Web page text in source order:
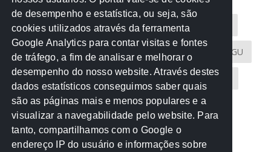
Acontece na Rede AGU AMM
Atricon Audicom CAU-MT CGU
CREA-MT Eventos MPC-MT MPE-MT
MPF Notícias PF PGE-MT PGR
Receita Federal Sem categoria
de desempenho e estatística, ou seja, são
cookies utilizados através da ferramenta
Google Analytics para contar visitas e fontes
de tráfego, a fim de analisar e melhorar o
desempenho do nosso website. Através destes
dados estatísticos conseguimos saber quais
são as páginas mais e menos populares e a
visualizar a navegabilidade pelo website. Para
tanto, compartilhamos com o Google o
endereço IP do usuário e informações sobre